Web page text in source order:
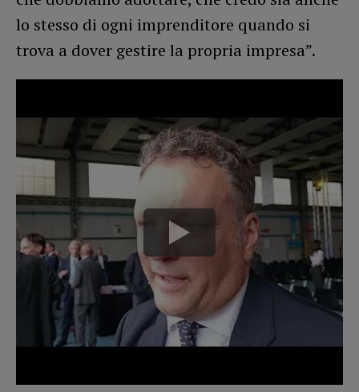
lo stesso di ogni imprenditore quando si
trova a dover gestire la propria impresa”.